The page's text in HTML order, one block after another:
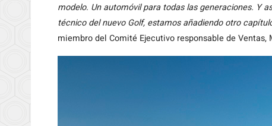
modelo. Un automóvil para todas las generaciones. Y
técnico del nuevo Golf, estamos añadiendo otro
miembro del Comité Ejecutivo responsable de Ventas,